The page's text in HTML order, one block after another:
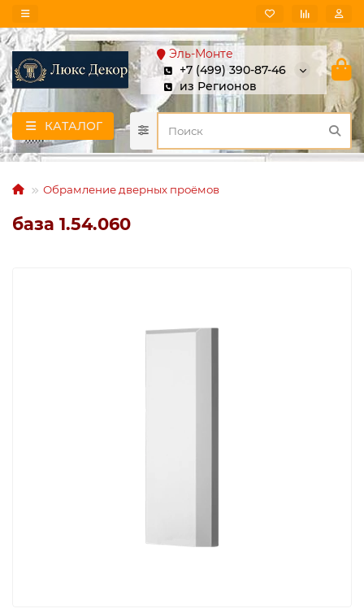
Эль-Монте
+7 (499) 390-87-46
из Регионов
КАТАЛОГ
Обрамление дверных проёмов
база 1.54.060